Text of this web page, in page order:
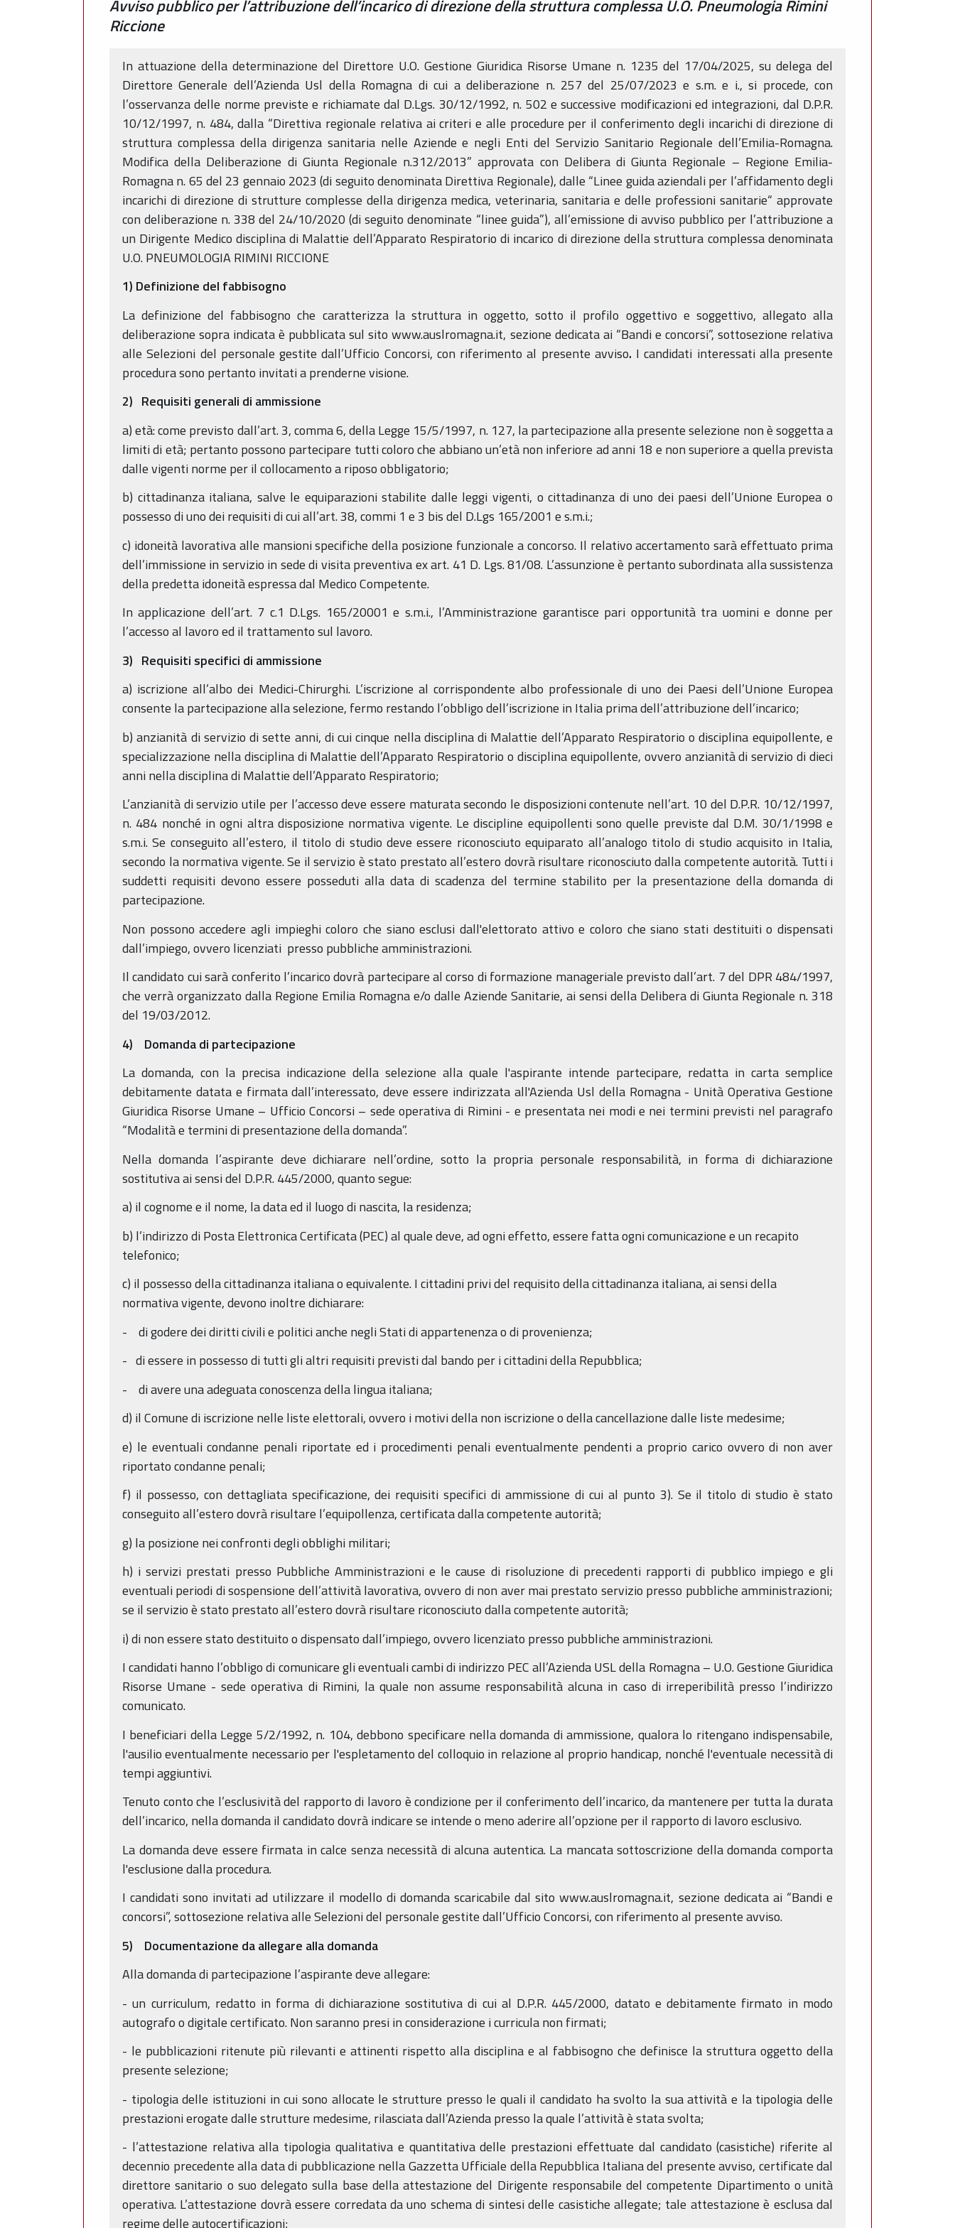
Avviso pubblico per l’attribuzione dell’incarico di direzione della struttura complessa U.O. Pneumologia Rimini
Riccione
In attuazione della determinazione del Direttore U.O. Gestione Giuridica Risorse Umane n. 1235 del 17/04/2025, su delega del
Direttore Generale dell’Azienda Usl della Romagna di cui a deliberazione n. 257 del 25/07/2023 e s.m. e i., si procede, con
l’osservanza delle norme previste e richiamate dal D.Lgs. 30/12/1992, n. 502 e successive modificazioni ed integrazioni, dal D.P.R.
10/12/1997, n. 484, dalla “Direttiva regionale relativa ai criteri e alle procedure per il conferimento degli incarichi di direzione di
struttura complessa della dirigenza sanitaria nelle Aziende e negli Enti del Servizio Sanitario Regionale dell’Emilia-Romagna.
Modifica della Deliberazione di Giunta Regionale n.312/2013” approvata con Delibera di Giunta Regionale – Regione Emilia-
Romagna n. 65 del 23 gennaio 2023 (di seguito denominata Direttiva Regionale), dalle “Linee guida aziendali per l’affidamento degli
incarichi di direzione di strutture complesse della dirigenza medica, veterinaria, sanitaria e delle professioni sanitarie“ approvate
con deliberazione n. 338 del 24/10/2020 (di seguito denominate “linee guida”), all’emissione di avviso pubblico per l’attribuzione a
un Dirigente Medico disciplina di Malattie dell’Apparato Respiratorio di incarico di direzione della struttura complessa denominata
U.O. PNEUMOLOGIA RIMINI RICCIONE
1) Definizione del fabbisogno
La definizione del fabbisogno che caratterizza la struttura in oggetto, sotto il profilo oggettivo e soggettivo, allegato alla
deliberazione sopra indicata è pubblicata sul sito www.auslromagna.it, sezione dedicata ai “Bandi e concorsi”, sottosezione relativa
alle Selezioni del personale gestite dall’Ufficio Concorsi, con riferimento al presente avviso. I candidati interessati alla presente
procedura sono pertanto invitati a prenderne visione.
2) Requisiti generali di ammissione
a) età: come previsto dall’art. 3, comma 6, della Legge 15/5/1997, n. 127, la partecipazione alla presente selezione non è soggetta a
limiti di età; pertanto possono partecipare tutti coloro che abbiano un’età non inferiore ad anni 18 e non superiore a quella prevista
dalle vigenti norme per il collocamento a riposo obbligatorio;
b) cittadinanza italiana, salve le equiparazioni stabilite dalle leggi vigenti, o cittadinanza di uno dei paesi dell’Unione Europea o
possesso di uno dei requisiti di cui all’art. 38, commi 1 e 3 bis del D.Lgs 165/2001 e s.m.i.;
c) idoneità lavorativa alle mansioni specifiche della posizione funzionale a concorso. Il relativo accertamento sarà effettuato prima
dell’immissione in servizio in sede di visita preventiva ex art. 41 D. Lgs. 81/08. L’assunzione è pertanto subordinata alla sussistenza
della predetta idoneità espressa dal Medico Competente.
In applicazione dell’art. 7 c.1 D.Lgs. 165/20001 e s.m.i., l’Amministrazione garantisce pari opportunità tra uomini e donne per
l’accesso al lavoro ed il trattamento sul lavoro.
3) Requisiti specifici di ammissione
a) iscrizione all’albo dei Medici-Chirurghi. L’iscrizione al corrispondente albo professionale di uno dei Paesi dell’Unione Europea
consente la partecipazione alla selezione, fermo restando l’obbligo dell’iscrizione in Italia prima dell’attribuzione dell’incarico;
b) anzianità di servizio di sette anni, di cui cinque nella disciplina di Malattie dell’Apparato Respiratorio o disciplina equipollente, e
specializzazione nella disciplina di Malattie dell’Apparato Respiratorio o disciplina equipollente, ovvero anzianità di servizio di dieci
anni nella disciplina di Malattie dell’Apparato Respiratorio;
L’anzianità di servizio utile per l’accesso deve essere maturata secondo le disposizioni contenute nell’art. 10 del D.P.R. 10/12/1997,
n. 484 nonché in ogni altra disposizione normativa vigente. Le discipline equipollenti sono quelle previste dal D.M. 30/1/1998 e
s.m.i. Se conseguito all’estero, il titolo di studio deve essere riconosciuto equiparato all’analogo titolo di studio acquisito in Italia,
secondo la normativa vigente. Se il servizio è stato prestato all’estero dovrà risultare riconosciuto dalla competente autorità. Tutti i
suddetti requisiti devono essere posseduti alla data di scadenza del termine stabilito per la presentazione della domanda di
partecipazione.
Non possono accedere agli impieghi coloro che siano esclusi dall'elettorato attivo e coloro che siano stati destituiti o dispensati
dall’impiego, ovvero licenziati presso pubbliche amministrazioni.
Il candidato cui sarà conferito l’incarico dovrà partecipare al corso di formazione manageriale previsto dall’art. 7 del DPR 484/1997,
che verrà organizzato dalla Regione Emilia Romagna e/o dalle Aziende Sanitarie, ai sensi della Delibera di Giunta Regionale n. 318
del 19/03/2012.
4) Domanda di partecipazione
La domanda, con la precisa indicazione della selezione alla quale l'aspirante intende partecipare, redatta in carta semplice
debitamente datata e firmata dall’interessato, deve essere indirizzata all'Azienda Usl della Romagna - Unità Operativa Gestione
Giuridica Risorse Umane – Ufficio Concorsi – sede operativa di Rimini - e presentata nei modi e nei termini previsti nel paragrafo
“Modalità e termini di presentazione della domanda”.
Nella domanda l’aspirante deve dichiarare nell’ordine, sotto la propria personale responsabilità, in forma di dichiarazione
sostitutiva ai sensi del D.P.R. 445/2000, quanto segue:
a) il cognome e il nome, la data ed il luogo di nascita, la residenza;
b) l’indirizzo di Posta Elettronica Certificata (PEC) al quale deve, ad ogni effetto, essere fatta ogni comunicazione e un recapito
telefonico;
c) il possesso della cittadinanza italiana o equivalente. I cittadini privi del requisito della cittadinanza italiana, ai sensi della
normativa vigente, devono inoltre dichiarare:
- di godere dei diritti civili e politici anche negli Stati di appartenenza o di provenienza;
- di essere in possesso di tutti gli altri requisiti previsti dal bando per i cittadini della Repubblica;
- di avere una adeguata conoscenza della lingua italiana;
d) il Comune di iscrizione nelle liste elettorali, ovvero i motivi della non iscrizione o della cancellazione dalle liste medesime;
e) le eventuali condanne penali riportate ed i procedimenti penali eventualmente pendenti a proprio carico ovvero di non aver
riportato condanne penali;
f) il possesso, con dettagliata specificazione, dei requisiti specifici di ammissione di cui al punto 3). Se il titolo di studio è stato
conseguito all’estero dovrà risultare l’equipollenza, certificata dalla competente autorità;
g) la posizione nei confronti degli obblighi militari;
h) i servizi prestati presso Pubbliche Amministrazioni e le cause di risoluzione di precedenti rapporti di pubblico impiego e gli
eventuali periodi di sospensione dell’attività lavorativa, ovvero di non aver mai prestato servizio presso pubbliche amministrazioni;
se il servizio è stato prestato all’estero dovrà risultare riconosciuto dalla competente autorità;
i) di non essere stato destituito o dispensato dall’impiego, ovvero licenziato presso pubbliche amministrazioni.
I candidati hanno l’obbligo di comunicare gli eventuali cambi di indirizzo PEC all’Azienda USL della Romagna – U.O. Gestione Giuridica
Risorse Umane - sede operativa di Rimini, la quale non assume responsabilità alcuna in caso di irreperibilità presso l’indirizzo
comunicato.
I beneficiari della Legge 5/2/1992, n. 104, debbono specificare nella domanda di ammissione, qualora lo ritengano indispensabile,
l'ausilio eventualmente necessario per l'espletamento del colloquio in relazione al proprio handicap, nonché l'eventuale necessità di
tempi aggiuntivi.
Tenuto conto che l’esclusività del rapporto di lavoro è condizione per il conferimento dell’incarico, da mantenere per tutta la durata
dell’incarico, nella domanda il candidato dovrà indicare se intende o meno aderire all’opzione per il rapporto di lavoro esclusivo.
La domanda deve essere firmata in calce senza necessità di alcuna autentica. La mancata sottoscrizione della domanda comporta
l'esclusione dalla procedura.
I candidati sono invitati ad utilizzare il modello di domanda scaricabile dal sito www.auslromagna.it, sezione dedicata ai “Bandi e
concorsi”, sottosezione relativa alle Selezioni del personale gestite dall’Ufficio Concorsi, con riferimento al presente avviso.
5) Documentazione da allegare alla domanda
Alla domanda di partecipazione l’aspirante deve allegare:
- un curriculum, redatto in forma di dichiarazione sostitutiva di cui al D.P.R. 445/2000, datato e debitamente firmato in modo
autografo o digitale certificato. Non saranno presi in considerazione i curricula non firmati;
- le pubblicazioni ritenute più rilevanti e attinenti rispetto alla disciplina e al fabbisogno che definisce la struttura oggetto della
presente selezione;
- tipologia delle istituzioni in cui sono allocate le strutture presso le quali il candidato ha svolto la sua attività e la tipologia delle
prestazioni erogate dalle strutture medesime, rilasciata dall’Azienda presso la quale l’attività è stata svolta;
- l’attestazione relativa alla tipologia qualitativa e quantitativa delle prestazioni effettuate dal candidato (casistiche) riferite al
decennio precedente alla data di pubblicazione nella Gazzetta Ufficiale della Repubblica Italiana del presente avviso, certificate dal
direttore sanitario o suo delegato sulla base della attestazione del Dirigente responsabile del competente Dipartimento o unità
operativa. L’attestazione dovrà essere corredata da uno schema di sintesi delle casistiche allegate; tale attestazione è esclusa dal
regime delle autocertificazioni;